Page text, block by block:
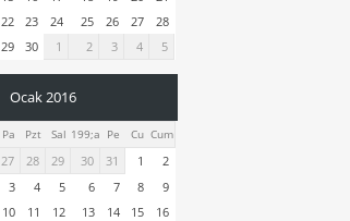
22
23 24 25 26 27
28
29
30 1 2 3 4 5
Ocak 2016
Pa Pzt Sal 199;a Pe Cu Cum
27 28 29 30 31 1
2
3
4 5 6 7 8
9
10
11 12 13 14 15
16